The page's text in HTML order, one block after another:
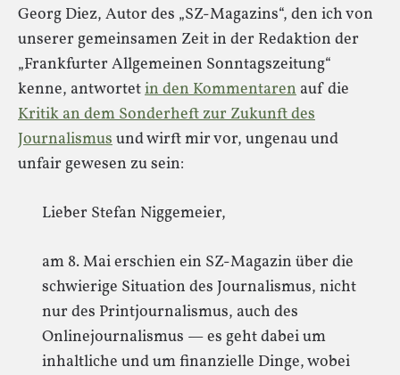
Georg Diez, Autor des „SZ-Magazins“, den ich von
unserer gemeinsamen Zeit in der Redaktion der
„Frankfurter Allgemeinen Sonntagszeitung“
kenne, antwortetin den Kommentaren auf die
Kritik an dem Sonderheft zur Zukunft des
Journalismusund wirft mir vor, ungenau und
unfair gewesen zu sein:
Lieber Stefan Niggemeier,
am 8. Mai erschien ein SZ-Magazin über die
schwierige Situation des Journalismus, nicht
nur des Printjournalismus, auch des
Onlinejournalismus — es geht dabei um
inhaltliche und um finanzielle Dinge, wobei